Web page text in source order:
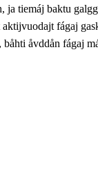
tiemá
ja tiemáj baktu
fágaj
båhti åvddån fágaj